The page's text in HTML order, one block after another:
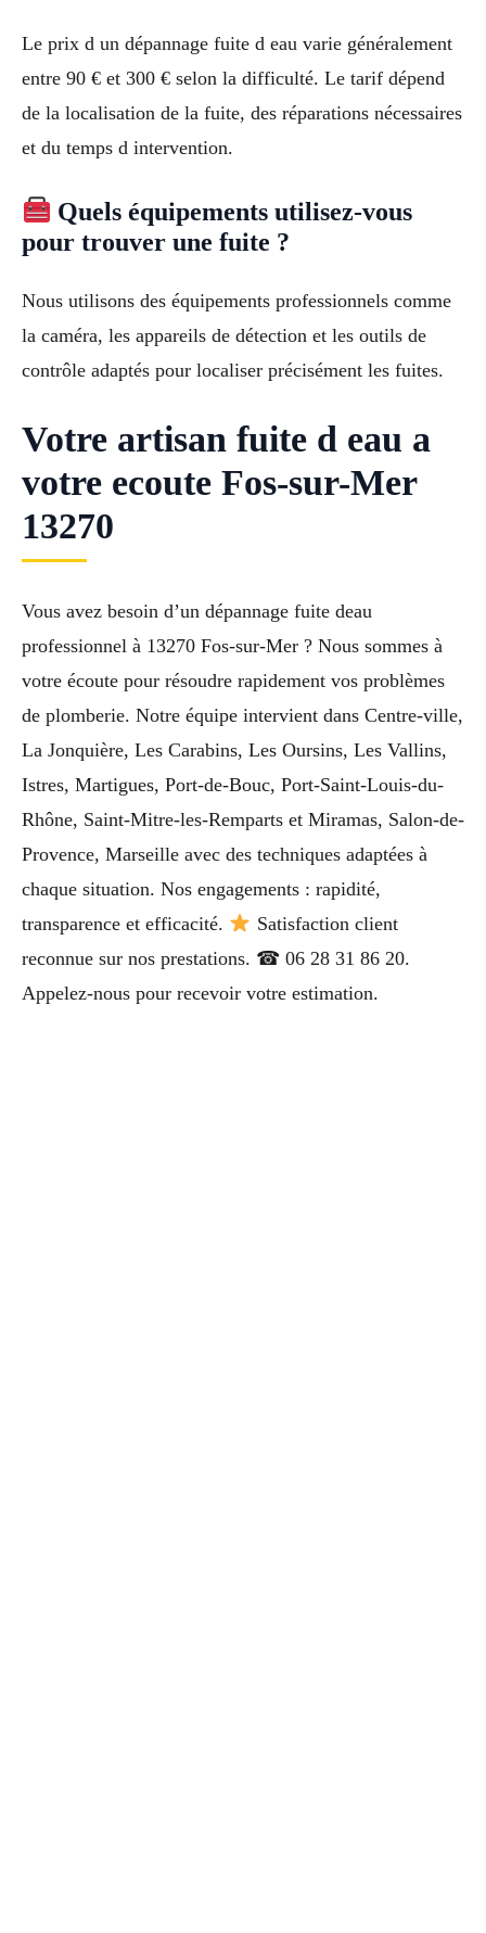
Le prix d un dépannage fuite d eau varie généralement
entre 90 € et 300 € selon la difficulté. Le tarif dépend
de la localisation de la fuite, des réparations nécessaires
et du temps d intervention.
Quels équipements utilisez-vous
pour trouver une fuite ?
Nous utilisons des équipements professionnels comme
la caméra, les appareils de détection et les outils de
contrôle adaptés pour localiser précisément les fuites.
Votre artisan fuite d eau a
votre ecoute Fos-sur-Mer
13270
Vous avez besoin d’un dépannage fuite deau
professionnel à 13270 Fos-sur-Mer ? Nous sommes à
votre écoute pour résoudre rapidement vos problèmes
de plomberie. Notre équipe intervient dans Centre-ville,
La Jonquière, Les Carabins, Les Oursins, Les Vallins,
Istres, Martigues, Port-de-Bouc, Port-Saint-Louis-du-
Rhône, Saint-Mitre-les-Remparts et Miramas, Salon-de-
Provence, Marseille avec des techniques adaptées à
chaque situation. Nos engagements : rapidité,
transparence et efficacité.
Satisfaction client
reconnue sur nos prestations. ☎ 06 28 31 86 20.
Appelez-nous pour recevoir votre estimation.